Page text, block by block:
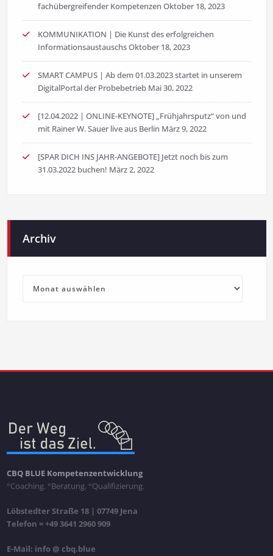
fachübergreifender Kompetenzen Oktober 18, 2023
KOMMUNIKATION | Die Kunst des erfolgreichen
InformationsaustauschsOktober 18, 2023
SMART CAMPUS | Ab dem 01.03.2023 startet in unserem
DigitalPortal der Probebetrieb Mai 30, 2022
[12.04.2022 | ONLINE-KEYNOTE] „Frühjahrsputz“ von und
mit Rainer W. Sauer live aus Berlin März 9, 2022
[SPAR DICH INS JAHR-ANGEBOTE] Jetzt noch bis zum
31.03.2022 buchen! März 2, 2022
Archiv
CBQ BLUE Kompetenzentwicklung
°Coaching. °Beratung. °Qualifizierung.
Löbstedter Straße 18 | 07749 Jena
Telefon = +49 3641 2960 909
E-Mail: info @ cbq.blue